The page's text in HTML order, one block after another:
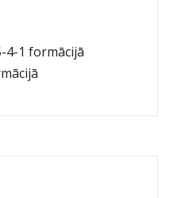
4-1 formācijā